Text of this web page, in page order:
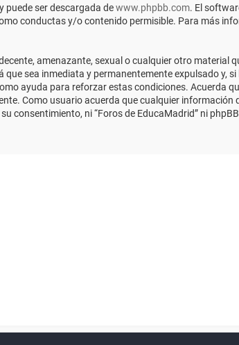
puede ser descargada dewww.phpbb.com. El
conductas y/o contenido permisible. Para más
amenazante, sexual o cualquier otro material
sea inmediata y permanentemente expulsado y,
ayuda para reforzar estas condiciones. Acuerda
Como usuario acuerda que cualquier
consentimiento, ni “Foros de EducaMadrid” ni